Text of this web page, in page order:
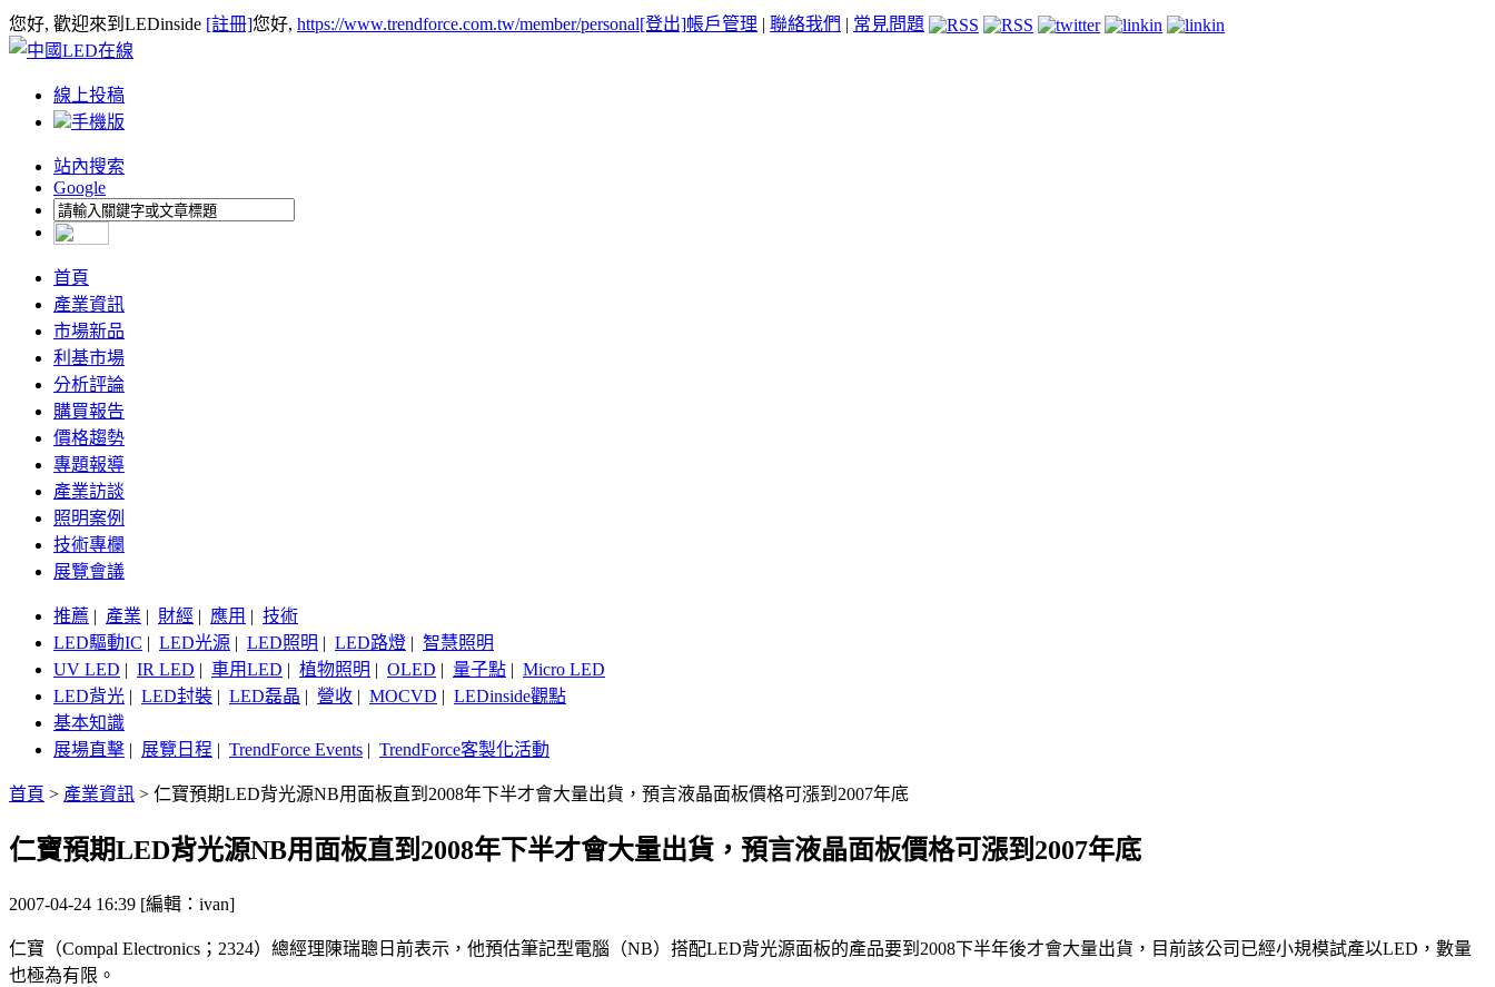
您好, 歡迎來到LEDinside [註冊]您好, https://www.trendforce.com.tw/member/personal[登出]帳戶管理 | 聯絡我們 | 常見問題
線上投稿
手機版
站內搜索
Google
首頁
產業資訊
市場新品
利基市場
分析評論
購買報告
價格趨勢
專題報導
產業訪談
照明案例
技術專欄
展覽會議
推薦 | 產業 | 財經 | 應用 | 技術
LED驅動IC | LED光源 | LED照明 | LED路燈 | 智慧照明
UV LED | IR LED | 車用LED | 植物照明 | OLED | 量子點 | Micro LED
LED背光 | LED封裝 | LED磊晶 | 營收 | MOCVD | LEDinside觀點
基本知識
展場直擊 | 展覽日程 | TrendForce Events | TrendForce客製化活動
首頁 > 產業資訊 > 仁寶預期LED背光源NB用面板直到2008年下半才會大量出貨，預言液晶面板價格可漲到2007年底
仁寶預期LED背光源NB用面板直到2008年下半才會大量出貨，預言液晶面板價格可漲到2007年底
2007-04-24 16:39 [編輯：ivan]
仁寶（Compal Electronics；2324）總經理陳瑞聰日前表示，他預估筆記型電腦（NB）搭配LED背光源面板的產品要到2008下半年後才會大量出貨，目前該公司已經小規模試產以LED，數量
也極為有限。